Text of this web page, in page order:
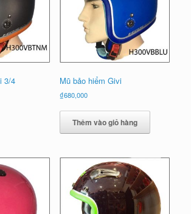
3/4 Mũ bảo hiểm Givi
₫680,000
Thêm vào giỏ hàng